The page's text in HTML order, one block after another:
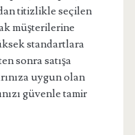
titizlikle seçilen
müşterilerine
standartlara
sonra satışa
uygun olan
güvenle tamir